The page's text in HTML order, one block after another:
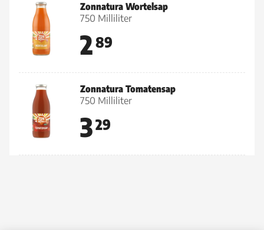
Zonnatura Wortelsap
750 Milliliter
289
Zonnatura Tomatensap
750 Milliliter
329